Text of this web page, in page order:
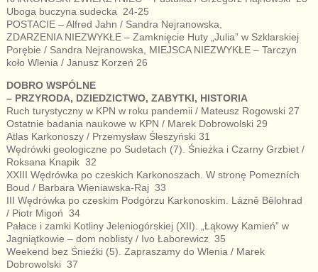
Uboga buczyna sudecka 24-25
POSTACIE – Alfred Jahn / Sandra Nejranowska,
ZDARZENIA NIEZWYKŁE – Zamknięcie Huty „Julia” w Szklarskiej
Porębie / Sandra Nejranowska, MIEJSCA NIEZWYKŁE – Tarczyn
koło Wlenia / Janusz Korzeń 26
DOBRO WSPÓLNE
– PRZYRODA, DZIEDZICTWO, ZABYTKI, HISTORIA
Ruch turystyczny w KPN w roku pandemii / Mateusz Rogowski 27
Ostatnie badania naukowe w KPN / Marek Dobrowolski 29
Atlas Karkonoszy / Przemysław Śleszyński 31
Wędrówki geologiczne po Sudetach (7). Śnieżka i Czarny Grzbiet /
Roksana Knapik 32
XXIII Wędrówka po czeskich Karkonoszach. W stronę Pomezních
Boud / Barbara Wieniawska-Raj 33
III Wędrówka po czeskim Podgórzu Karkonoskim. Lázně Bělohrad
/ Piotr Migoń 34
Pałace i zamki Kotliny Jeleniogórskiej (XII). „Łąkowy Kamień” w
Jagniątkowie – dom noblisty / Ivo Łaborewicz 35
Weekend bez Śnieżki (5). Zapraszamy do Wlenia / Marek
Dobrowolski 37